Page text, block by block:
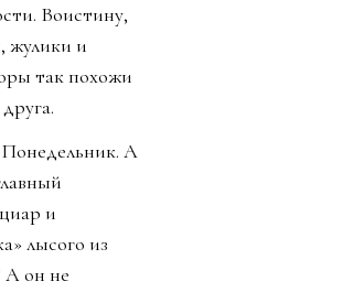
Воистину,
жулики и
так похожи
А
и
лысого из
он не